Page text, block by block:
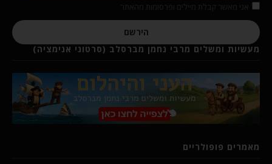
אני מאשר קבלת מיילים ופרסומות מהאתר
הירשם
מעשיות ומשלים מרבי נחמן מברסלב (סרטוני אנימציה)
מאמרים פופולריים